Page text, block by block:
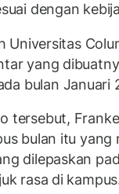
dengan
Universitas
yang
bulan Januari
tersebut,
bulan itu
dilepaskan
rasa di